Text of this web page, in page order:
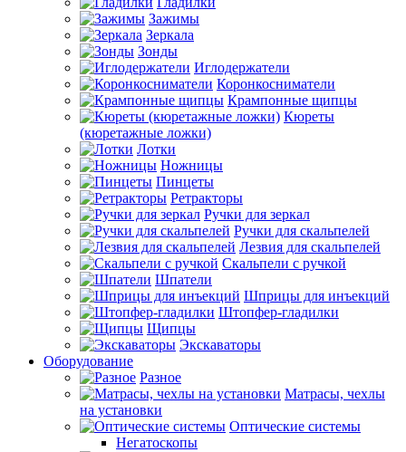
Зажимы
Зеркала
Зонды
Иглодержатели
Коронкосниматели
Крампонные щипцы
Кюреты
(кюретажные ложки)
Лотки
Ножницы
Пинцеты
Ретракторы
Ручки для зеркал
Ручки для скальпелей
Лезвия для скальпелей
Скальпели с ручкой
Шпатели
Шприцы для инъекций
Штопфер-гладилки
Щипцы
Экскаваторы
Оборудование
Разное
Матрасы, чехлы
на установки
Оптические системы
Негатоскопы